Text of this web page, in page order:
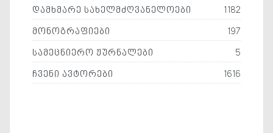
დამხმარე სახელმძღვანელოები
1182
მონოგრაფიები
197
სამეცნიერო ჟურნალები
5
ჩვენი ავტორები
1616